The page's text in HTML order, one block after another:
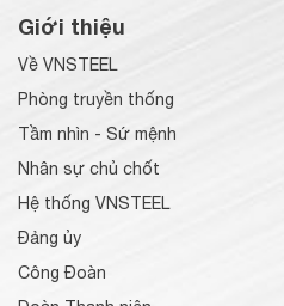
Giới thiệu
Về VNSTEEL
Phòng truyền thống
Tầm nhìn - Sứ mệnh
Nhân sự chủ chốt
Hệ thống VNSTEEL
Đảng ủy
Công Đoàn